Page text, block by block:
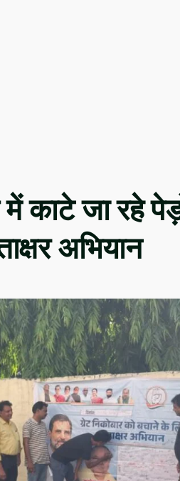
में काटे जा रहे
अभियान